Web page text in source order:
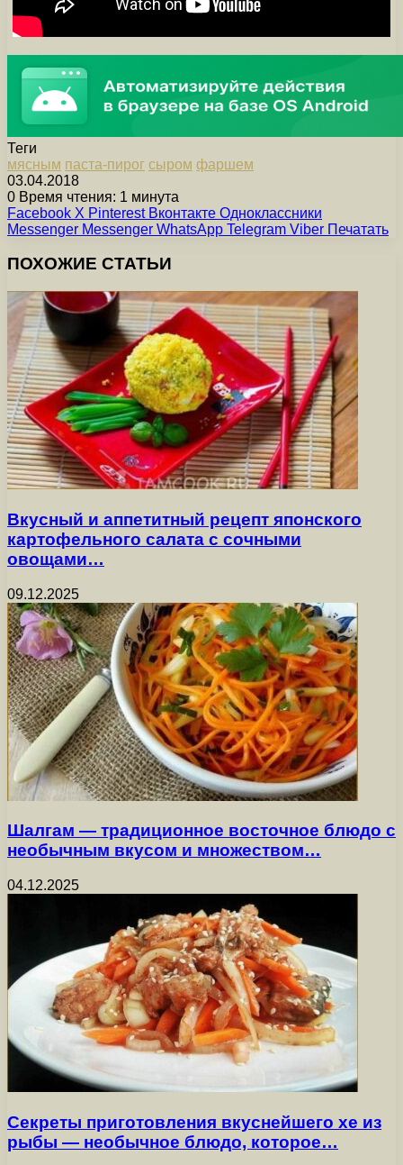
Теги
мясным паста-пирог сыром фаршем
03.04.2018
0 Время чтения: 1 минута
Facebook X Pinterest Вконтакте Одноклассники
Messenger Messenger WhatsApp Telegram Viber Печатать
ПОХОЖИЕ СТАТЬИ
Вкусный и аппетитный рецепт японского
картофельного салата с сочными
овощами…
09.12.2025
Шалгам — традиционное восточное блюдо с
необычным вкусом и множеством…
04.12.2025
Секреты приготовления вкуснейшего хе из
рыбы — необычное блюдо, которое…